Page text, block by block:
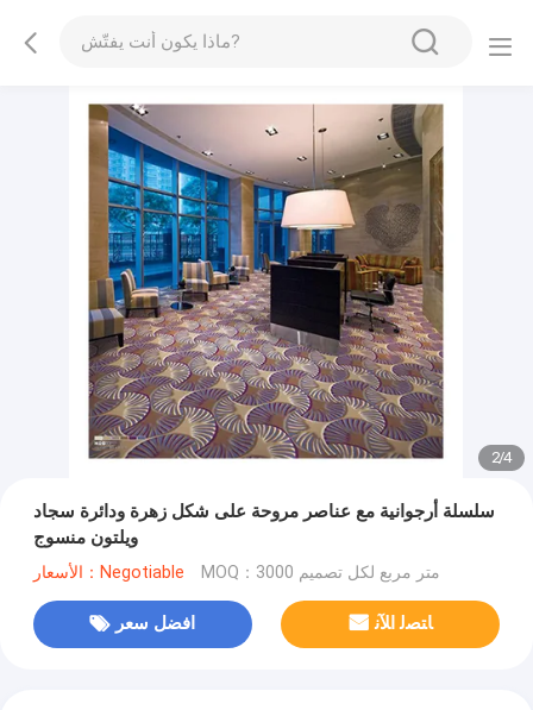
2/4
سلسلة أرجوانية مع عناصر مروحة على شكل زهرة ودائرة سجاد
ويلتون منسوج
الأسعار：Negotiable MOQ：3000 متر مربع لكل تصميم
افضل سعر ﺎﺘﺼﻟ ﺍﻶﻧ